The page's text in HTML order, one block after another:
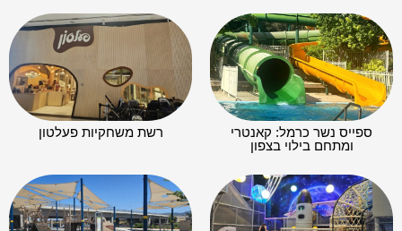
ספייס נשר כרמל: קאנטרי
ומתחם בילוי בצפון
רשת משחקיות פעלטון